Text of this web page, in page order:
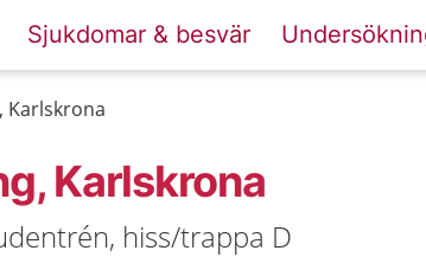
Sjukdomar & besvär
Karlskrona
Karlskrona
hiss/trappa D